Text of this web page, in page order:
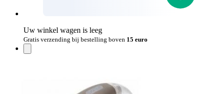
Uw winkel wagen is leeg
Gratis verzending bij bestelling boven 15 euro